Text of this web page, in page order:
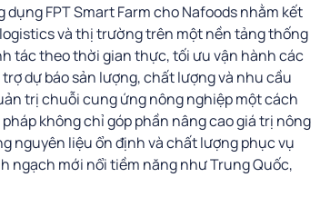
FPT Smart Farm cho Nafoods nhằm kết
và thị trường trên một nền tảng thống
tác theo thời gian thực, tối ưu vận hành các
dự báo sản lượng, chất lượng và nhu cầu
trị chuỗi cung ứng nông nghiệp một cách
không chỉ góp phần nâng cao giá trị nông
nguyên liệu ổn định và chất lượng phục vụ
ngạch mới nổi tiềm năng như Trung Quốc,